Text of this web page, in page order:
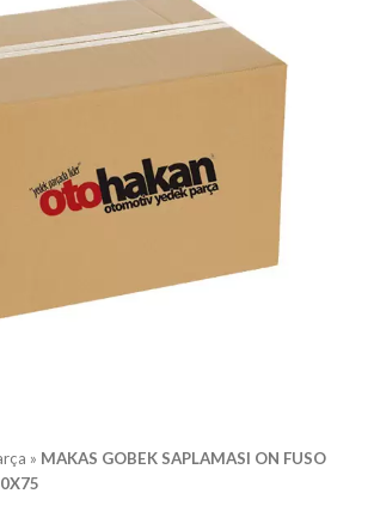
» MAKAS GOBEK SAPLAMASI ON FUSO